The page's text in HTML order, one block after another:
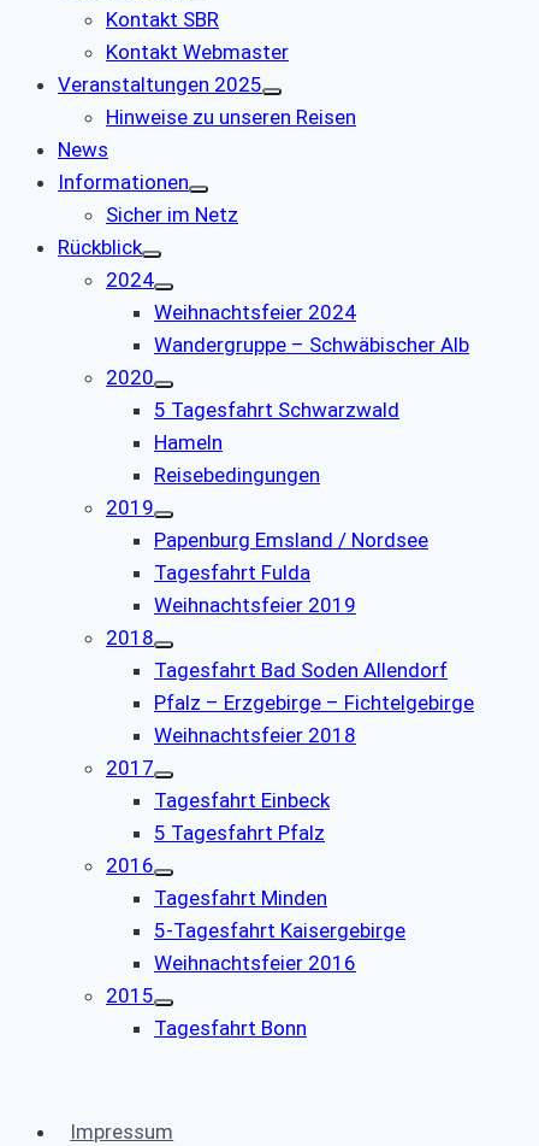
Kontakt SBR
Kontakt Webmaster
Veranstaltungen 2025
Hinweise zu unseren Reisen
News
Informationen
Sicher im Netz
Rückblick
2024
Weihnachtsfeier 2024
Wandergruppe – Schwäbischer Alb
2020
5 Tagesfahrt Schwarzwald
Hameln
Reisebedingungen
2019
Papenburg Emsland / Nordsee
Tagesfahrt Fulda
Weihnachtsfeier 2019
2018
Tagesfahrt Bad Soden Allendorf
Pfalz – Erzgebirge – Fichtelgebirge
Weihnachtsfeier 2018
2017
Tagesfahrt Einbeck
5 Tagesfahrt Pfalz
2016
Tagesfahrt Minden
5-Tagesfahrt Kaisergebirge
Weihnachtsfeier 2016
2015
Tagesfahrt Bonn
Impressum